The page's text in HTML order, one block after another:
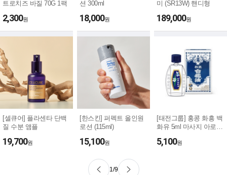
트로치즈 바질 70G 1팩
2,300원
션 300ml
18,000원
미 (SR13W) 핸디형
189,000원
[셀큐어] 플라센타 단백
질 수분 앰플
19,700원
[한스킨] 퍼펙트 올인원
로션 (115ml)
15,100원
[태전그룹] 홍콩 화흥 백
화유 5ml 마사지 아로마
5,100원
1/9